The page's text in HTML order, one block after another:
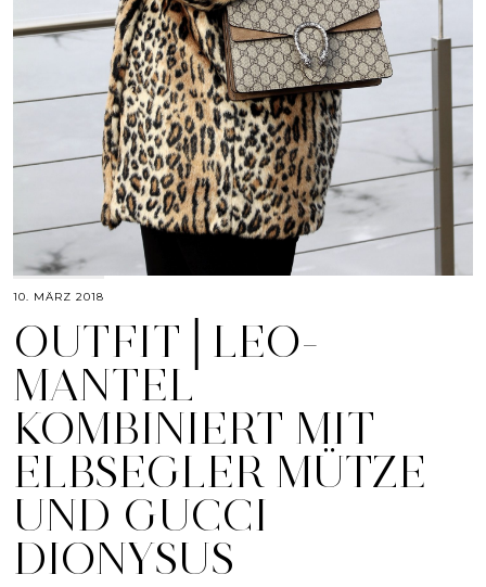
10. MÄRZ 2018
OUTFIT│LEO-
MANTEL
KOMBINIERT MIT
ELBSEGLER MÜTZE
UND GUCCI
DIONYSUS